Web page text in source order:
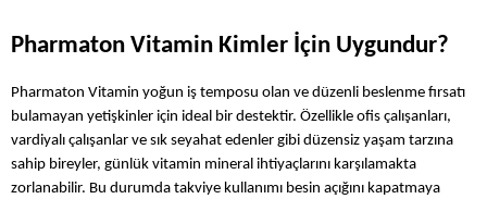
Pharmaton Vitamin Kimler İçin Uygundur?
Pharmaton Vitamin yoğun iş temposu olan ve düzenli beslenme fırsatı
bulamayan yetişkinler için ideal bir destektir. Özellikle ofis çalışanları,
vardiyalı çalışanlar ve sık seyahat edenler gibi düzensiz yaşam tarzına
sahip bireyler, günlük vitamin mineral ihtiyaçlarını karşılamakta
zorlanabilir. Bu durumda takviye kullanımı besin açığını kapatmaya